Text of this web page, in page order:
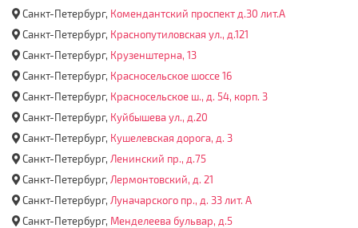
Санкт-Петербург, Комендантский проспект д.30 лит.А
Санкт-Петербург, Краснопутиловская ул., д.121
Санкт-Петербург, Крузенштерна, 13
Санкт-Петербург, Красносельское шоссе 16
Санкт-Петербург, Красносельское ш., д. 54, корп. 3
Санкт-Петербург, Куйбышева ул., д.20
Санкт-Петербург, Кушелевская дорога, д. 3
Санкт-Петербург, Ленинский пр., д.75
Санкт-Петербург, Лермонтовский, д. 21
Санкт-Петербург, Луначарского пр., д. 33 лит. А
Санкт-Петербург, Менделеева бульвар, д.5